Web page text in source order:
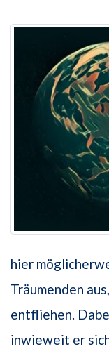
hier
Träumenden
entfliehen.
inwieweit er